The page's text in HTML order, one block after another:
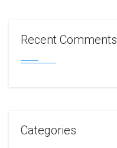
Recent Comments
Categories